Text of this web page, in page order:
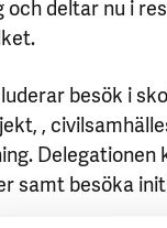
och deltar nu i
besök i
,
samt besöka